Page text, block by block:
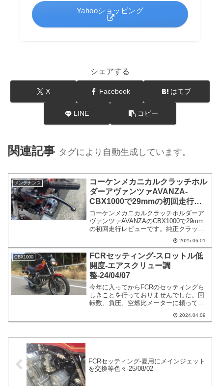
Yahooショッピング
シェアする
X Facebook はてブ
LINE コピー
関連記事 タグにより自動生成しています。
メンテナンス
コーケンメカニカルクラッチホル
ダーアヴァンツァAVANZA-
CBX1000で29mmの初回走行レ
ビュー
コーケンメカニカルクラッチホルダーア
ヴァンツァAVANZAのCBX1000で29mm
の初回走行レビューです。純正クラッチ
ホルダーからの変更です。レシオは35㎜
から29mmへ変更となっております。要
するに軽くなっています。しかしクラッ
チが完全に切れるまでの距離は長くなり
ます。
2025.06.01
CBX1000
FCRセッティング-スロットル低
開度-エアスクリュー調
整-24/04/07
今年に入ってからFCRのセッティングら
しきことを行っておりませんでした。回
転数、負圧、空燃比メーターに頼っても
です。私はASの戻りについては試走をし
2024.04.09
FCRセッティング-夏用にメインジェット
を交換等色々-25/08/02